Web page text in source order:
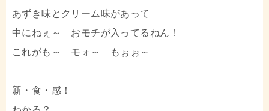
あずき味とクリーム味があって
中にねぇ～ おモチが入ってるねん！
これがも～ モォ～ もぉぉ～
新・食・感！